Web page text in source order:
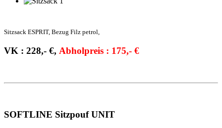
Sitzsack ESPRIT, Bezug Filz petrol,
VK : 228,- €, Abholpreis : 175,- €
SOFTLINE Sitzpouf UNIT